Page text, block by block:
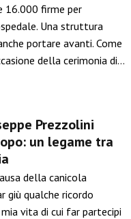
16.000 firme per
Una struttura
portare avanti. Come
della cerimonia di…
Prezzolini
un legame tra
della canicola
giù qualche ricordo
vita di cui far partecipi